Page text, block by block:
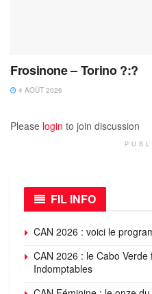
Frosinone – Torino ?:?
4 AOÛT 2026
Please login to join discussion
FIL INFO
CAN 2026 : voici le
CAN 2026 : le Cabo
Indomptables